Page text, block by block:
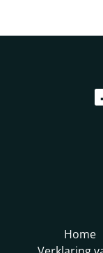
Home